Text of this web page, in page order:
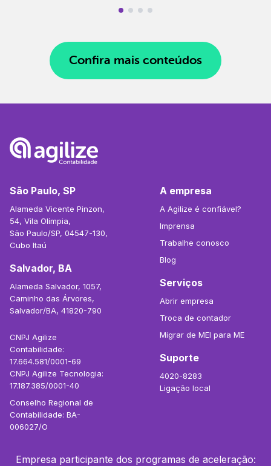
Confira mais conteúdos
São Paulo, SP
Alameda Vicente Pinzon,
54, Vila Olímpia,
São Paulo/SP, 04547-130,
Cubo Itaú
Salvador, BA
Alameda Salvador, 1057,
Caminho das Árvores,
Salvador/BA, 41820-790
CNPJ Agilize
Contabilidade:
17.664.581/0001-69
CNPJ Agilize Tecnologia:
17.187.385/0001-40
Conselho Regional de
Contabilidade: BA-
006027/O
A empresa
A Agilize é confiável?
Imprensa
Trabalhe conosco
Blog
Serviços
Abrir empresa
Troca de contador
Migrar de MEI para ME
Suporte
4020-8283
Ligação local
Empresa participante dos programas de aceleração: